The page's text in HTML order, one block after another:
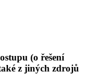
(o řešení
z jiných zdrojů